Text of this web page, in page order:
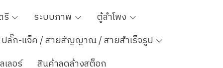
รี ระบบภาพ
ตู้ลำโพง
ปลั๊ก-แจ็ค / สายสัญญาณ / สายสำเร็จรูป
เลอร์ สินค้าลดล้างสต็อก